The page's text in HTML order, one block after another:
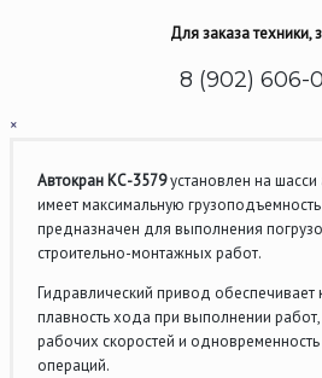
Для заказа техники,
8 (902) 606-
×
Автокран КС-3579установлен на
имеет максимальную
предназначен для выполнения
строительно-монтажных работ.
Гидравлический привод обеспечивает
плавность хода при выполнении
рабочих скоростей и
операций.